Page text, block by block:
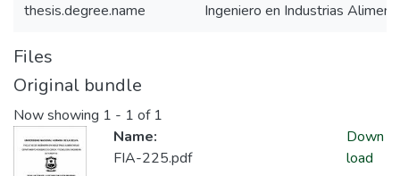
thesis.degree.name Ingeniero en Industrias
Files
Original bundle
Now showing 1 - 1 of 1
Name:
FIA-225.pdf
Down
load